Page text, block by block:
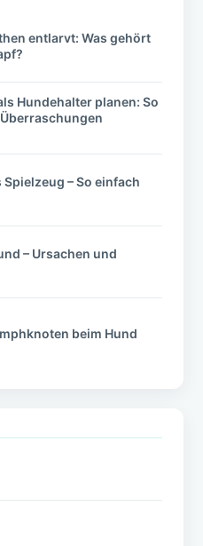
entlarvt: Was gehört
Hundehalter planen: So
– So einfach
– Ursachen und
beim Hund